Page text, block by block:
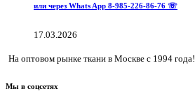
или через Whats App 8-985-226-86-76 ☏
17.03.2026
На оптовом рынке ткани в Москве с 1994 года!
Мы в соцсетях